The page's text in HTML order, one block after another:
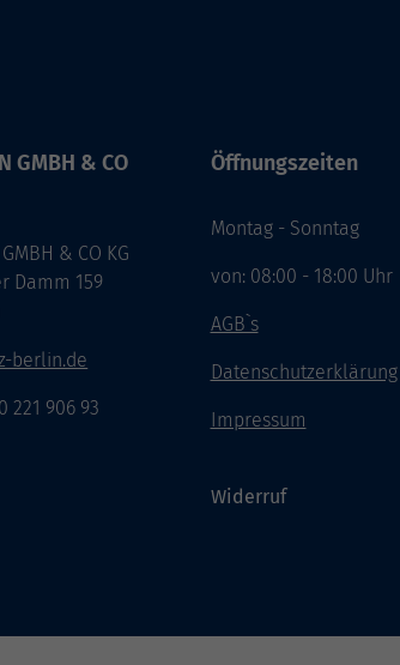
GMBH & CO
& CO KG
Damm 159
berlin.de
221 906 93
Öffnungszeiten
Montag - Sonntag
von: 08:00 - 18:00 Uhr
AGB`s
Datenschutzerklärung
Impressum
Widerruf